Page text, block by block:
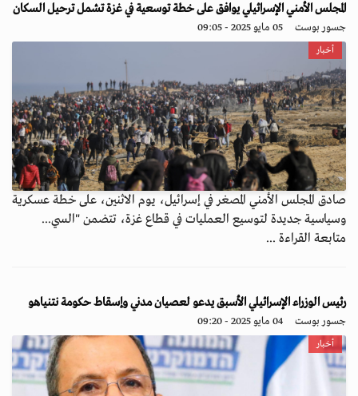
المجلس الأمني الإسرائيلي يوافق على خطة توسعية في غزة تشمل ترحيل السكان
جسور بوست 05 مايو 2025 - 09:05
أخبار
صادق المجلس الأمني المصغر في إسرائيل، يوم الاثنين، على خطة عسكرية
وسياسية جديدة لتوسيع العمليات في قطاع غزة، تتضمن "السي...
متابعة القراءة ...
رئيس الوزراء الإسرائيلي الأسبق يدعو لعصيان مدني وإسقاط حكومة نتنياهو
جسور بوست 04 مايو 2025 - 09:20
أخبار